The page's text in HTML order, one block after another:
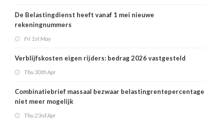
De Belastingdienst heeft vanaf 1 mei nieuwe
rekeningnummers
Fri 1st May
Verblijfskosten eigen rijders: bedrag 2026 vastgesteld
Thu 30th Apr
Combinatiebrief massaal bezwaar belastingrentepercentage
niet meer mogelijk
Thu 23rd Apr